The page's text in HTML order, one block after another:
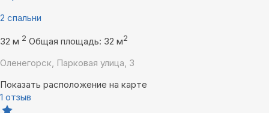
2 спальни
32 м 2 Общая площадь: 32 м2
Оленегорск, Парковая улица, 3
Показать расположение на карте
1 отзыв